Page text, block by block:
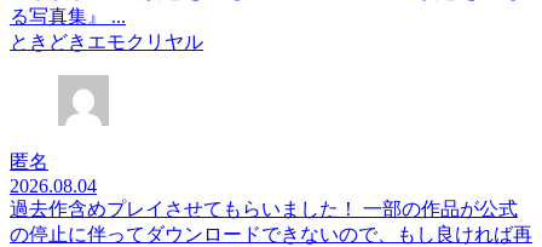
る写真集』 ...
ときどきエモクリヤル
匿名
2026.08.04
過去作含めプレイさせてもらいました！ 一部の作品が公式
の停止に伴ってダウンロードできないので、もし良ければ再